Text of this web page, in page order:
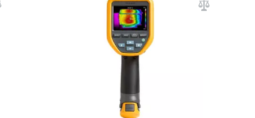
Бренд зі США
Наявність на складі: Львів